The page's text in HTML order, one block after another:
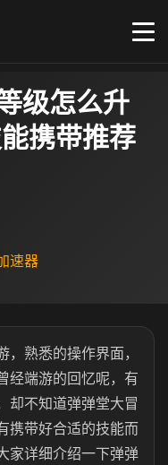
级怎么升
携带推荐
速器
熟悉的操作界面，
经端游的回忆呢，有
却不知道弹弹堂大冒
携带好合适的技能而
家详细介绍一下弹弹